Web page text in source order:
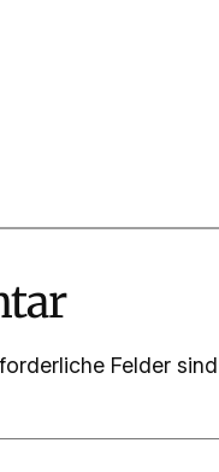
Felder